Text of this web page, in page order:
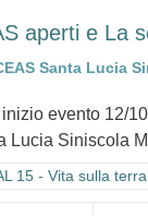
aperti e La
Santa Lucia
inizio evento 12/
Lucia Siniscola
i risultati per
15 - Vita sulla terra